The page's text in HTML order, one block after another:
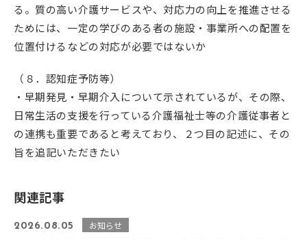
る。質の高い介護サービスや、対応力の向上を推進させる
ためには、一定の学びのある者の施設・事業所への配置を
位置付けるなどの対応が必要ではないか
（８．認知症予防等）
・早期発見・早期介入について示されているが、その際、
日常生活の支援を行っている介護福祉士等の介護従事者と
の連携も重要であると考えており、２つ目の記述に、その
旨を追記いただきたい
関連記事
2026.08.05 お知らせ